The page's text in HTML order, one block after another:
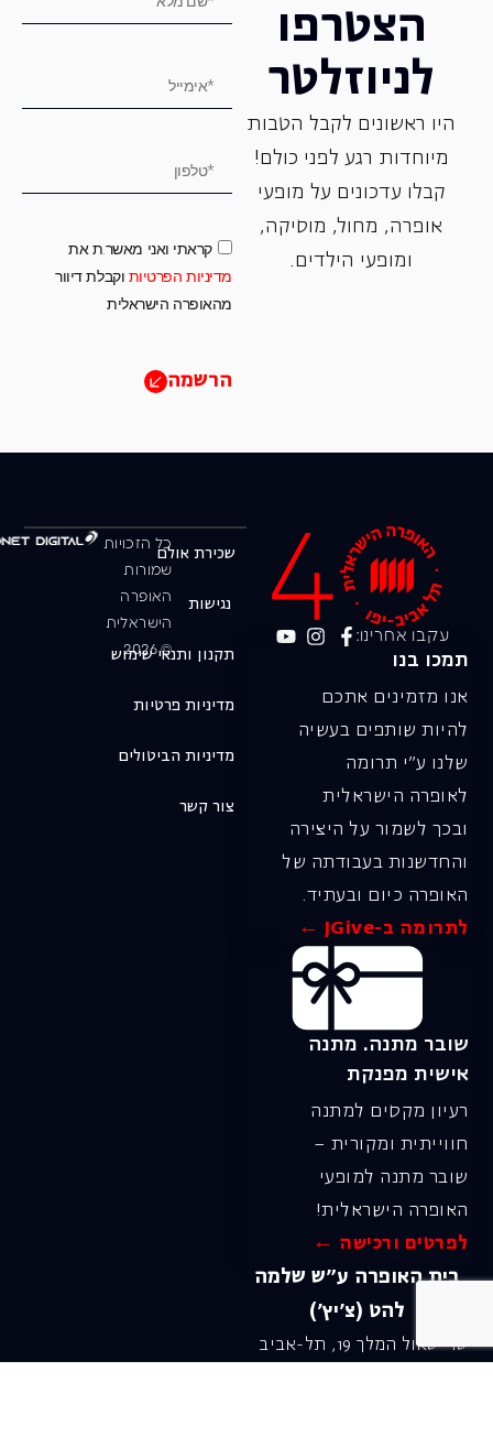
הצטרפו
לניוזלטר
היו ראשונים לקבל הטבות
מיוחדות רגע לפני כולם!
קבלו עדכונים על מופעי
אופרה, ‏מחול, ‏מוסיקה,
ומופעי הילדים.
קראתי ואני מאשר.ת את
מדיניות הפרטיות וקבלת דיוור
מהאופרה הישראלית
הרשמה
עקבו אחרינו:
תמכו בנו
אנו מזמינים אתכם
להיות שותפים בעשיה
שלנו ע"י תרומה
לאופרה הישראלית
ובכך לשמור על היצירה
והחדשנות בעבודתה של
האופרה כיום ובעתיד.
לתרומה ב-JGive ←
שובר מתנה. מתנה
אישית מפנקת
רעיון מקסים למתנה
חווייתית ומקורית –
שובר מתנה למופעי
האופרה הישראלית!
לפרטים ורכישה ←
בית האופרה ע״ש שלמה
להט (צ׳יץ׳)
שד׳ שאול המלך 19, תל-אביב
כל הזכויות
שמורות
האופרה
הישראלית
© 2026
שכירת אולם
נגישות
תקנון ותנאי שימוש
מדיניות פרטיות
מדיניות הביטולים
צור קשר